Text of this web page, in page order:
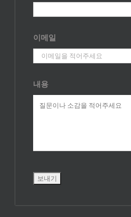
이메일
내용